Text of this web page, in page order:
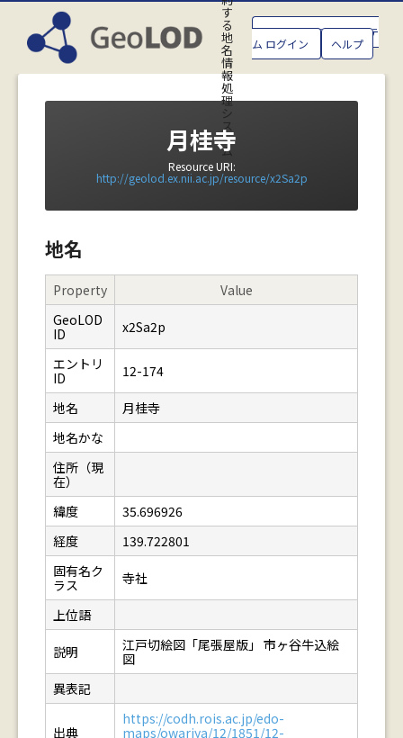
す
る
地
名
情
報
処
理
シ
ス
テ
ム
GeoLOD地名管理システ
ム ログイン ヘルプ
月桂寺
Resource URI:
http://geolod.ex.nii.ac.jp/resource/x2Sa2p
地名
Property
Value
GeoLOD
ID
x2Sa2p
エントリ
ID
12-174
地名
月桂寺
地名かな
住所（現
在）
緯度
35.696926
経度
139.722801
固有名ク
ラス
寺社
上位語
説明
江戸切絵図「尾張屋版」 市ヶ谷牛込絵
図
異表記
出典
https://codh.rois.ac.jp/edo-
maps/owariya/12/1851/12-